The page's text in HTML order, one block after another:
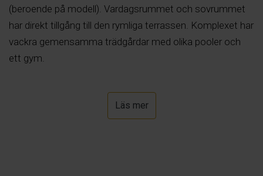
(beroende på modell). Vardagsrummet och sovrummet
har direkt tillgång till den rymliga terrassen. Komplexet har
vackra gemensamma trädgårdar med olika pooler och
ett gym.
Läs mer